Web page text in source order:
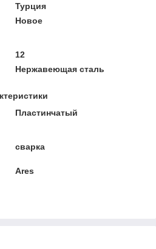
Турция
Новое
12
Нержавеющая сталь
Пластинчатый
сварка
Ares